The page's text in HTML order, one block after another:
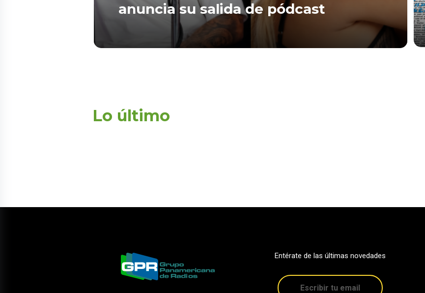
anuncia su salida de pódcast
Lo último
Entérate de las últimas novedades